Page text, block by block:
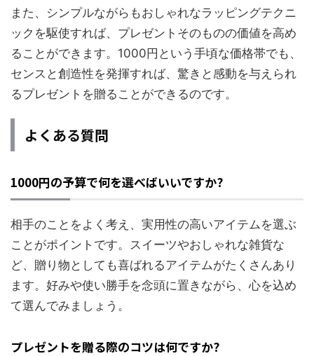
また、シンプルながらもおしゃれなラッピングテクニ
ックを駆使すれば、プレゼントそのものの価値を高め
ることができます。1000円という手頃な価格帯でも、
センスと創造性を発揮すれば、驚きと感動を与えられ
るプレゼントを贈ることができるのです。
よくある質問
1000円の予算で何を選べばいいですか?
相手のことをよく考え、実用性の高いアイテムを選ぶ
ことがポイントです。スイーツやおしゃれな雑貨な
ど、贈り物としても喜ばれるアイテムがたくさんあり
ます。好みや使い勝手を念頭に置きながら、心を込め
て選んでみましょう。
プレゼントを贈る際のコツは何ですか?